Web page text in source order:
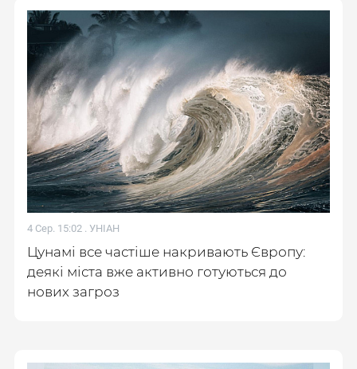
4 Сер. 15:02 . УНІАН
Цунамі все частіше накривають Європу:
деякі міста вже активно готуються до
нових загроз